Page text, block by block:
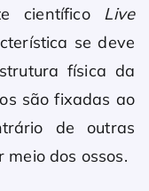
científico Live
se deve
física da
são fixadas ao
de outras
meio dos ossos.